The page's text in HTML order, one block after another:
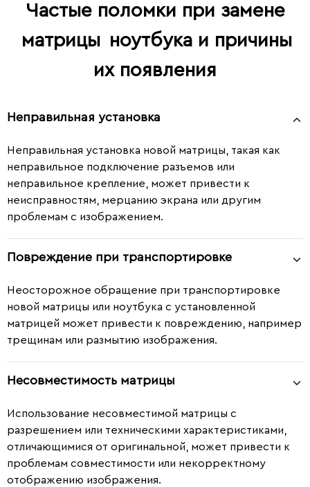
Частые поломки при замене
матрицы ноутбука и причины
их появления
Неправильная установка
Неправильная установка новой матрицы, такая как
неправильное подключение разъемов или
неправильное крепление, может привести к
неисправностям, мерцанию экрана или другим
проблемам с изображением.
Повреждение при транспортировке
Неосторожное обращение при транспортировке
новой матрицы или ноутбука с установленной
матрицей может привести к повреждению, например
трещинам или размытию изображения.
Несовместимость матрицы
Использование несовместимой матрицы с
разрешением или техническими характеристиками,
отличающимися от оригинальной, может привести к
проблемам совместимости или некорректному
отображению изображения.